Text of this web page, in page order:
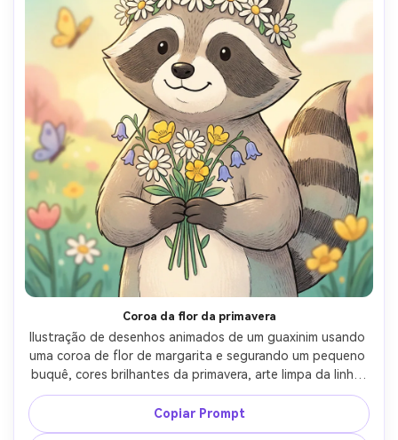
Coroa da flor da primavera
Ilustração de desenhos animados de um guaxinim usando
uma coroa de flor de margarita e segurando um pequeno
buquê, cores brilhantes da primavera, arte limpa da linha,
sombreamento texturizado sutil, sorriso suave, fundo
com nuvens suaves e borboletas, estética bonita
adequada para imagem de perfil, lente de 85mm,
Copiar Prompt